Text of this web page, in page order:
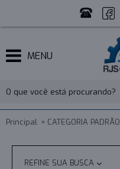
MENU
Principal CATEGORIA PADRÃO
REFINE SUA BUSCA